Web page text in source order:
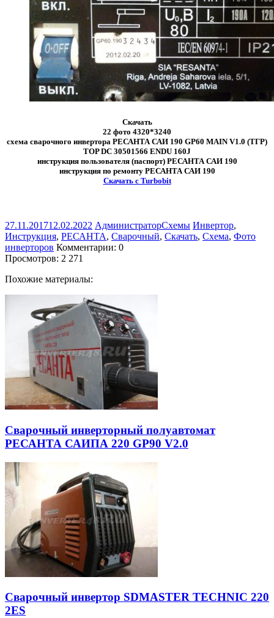
Скачать
22 фото 4320*3240
схема сварочного инвертора РЕСАНТА САИ 190 GP60 MAIN V1.0 (ТГР)
TOP DC 30501566 ENDU 160J
инструкция пользователя (паспорт) РЕСАНТА САИ 190
инструкция по ремонту РЕСАНТА САИ 190
Скачать с Turbobit
27.11.201712.02.2022 АдминистраторСхемы Инвертор,
Инструкция, РЕСАНТА, Сварочный, Скачать, Схема, Фото
инверторов Комментарии: 0
Просмотров: 2 271
Похожие материалы:
Сварочный инверторный полуавтомат
РЕСАНТА САИПА 220 GP90 V2.0
Cварочный инвертор SDMASTER TECHNIC 220
2ES